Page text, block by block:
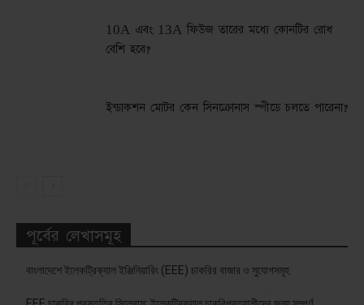
10A এবং 13A ফিউজ তারের মধ্যে কোনটির রোধ
বেশি হবে?
ইন্ডাকশন মোটর কেন সিনক্রোনাস স্পীডে চলতে পারেনা?
পূর্বের লেখাসমূহ
বাংলাদেশে ইলেকট্রিক্যাল ইঞ্জিনিয়ারিং (EEE) চাকরির বাজার ও সুযোগসমূহ